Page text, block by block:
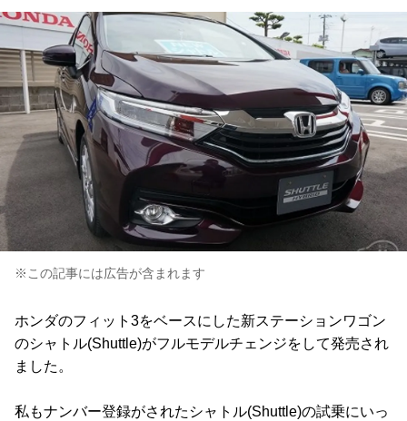
※この記事には広告が含まれます
ホンダのフィット3をベースにした新ステーションワゴン
のシャトル(Shuttle)がフルモデルチェンジをして発売され
ました。
私もナンバー登録がされたシャトル(Shuttle)の試乗にいっ